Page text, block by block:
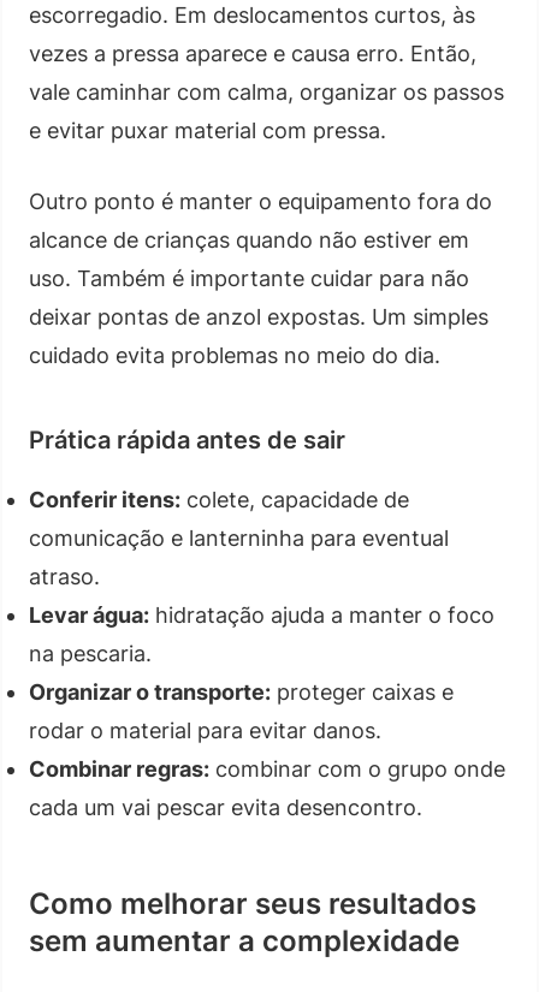
escorregadio. Em deslocamentos curtos, às
vezes a pressa aparece e causa erro. Então,
vale caminhar com calma, organizar os passos
e evitar puxar material com pressa.
Outro ponto é manter o equipamento fora do
alcance de crianças quando não estiver em
uso. Também é importante cuidar para não
deixar pontas de anzol expostas. Um simples
cuidado evita problemas no meio do dia.
Prática rápida antes de sair
Conferir itens: colete, capacidade de
comunicação e lanterninha para eventual
atraso.
Levar água: hidratação ajuda a manter o foco
na pescaria.
Organizar o transporte: proteger caixas e
rodar o material para evitar danos.
Combinar regras: combinar com o grupo onde
cada um vai pescar evita desencontro.
Como melhorar seus resultados
sem aumentar a complexidade